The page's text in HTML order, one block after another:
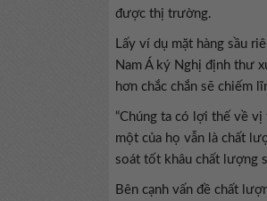
được thị trường.
Lấy ví dụ mặt hàng sầu
Nam Á ký Nghị định thư
hơn chắc chắn sẽ chiếm
“Chúng ta có lợi thế về vị
một của họ vẫn là chất
soát tốt khâu chất lượng
Bên cạnh vấn đề chất